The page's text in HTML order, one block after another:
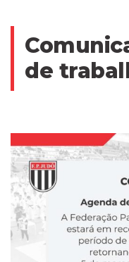
de